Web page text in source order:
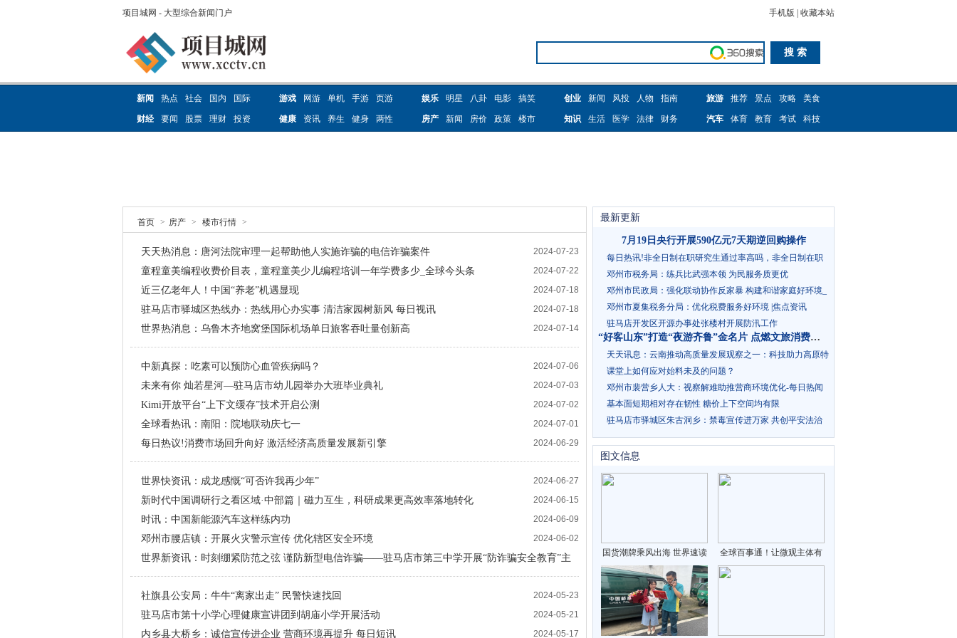
项目城网 - 大型综合新闻门户 手机版 收藏本站
新闻 热点 社会 国内 国际
财经 要闻 股票 理财 投资
游戏 网游 单机 手游 页游
健康 资讯 养生 健身 两性
娱乐 明星 八卦 电影 搞笑
房产 新闻 房价 政策 楼市
创业 新闻 风投 人物 指南
知识 生活 医学 法律 财务
旅游 推荐 景点 攻略 美食
汽车 体育 教育 考试 科技
首页 > 房产 > 楼市行情 >
天天热消息：唐河法院审理一起帮助他人实施诈骗的电信诈骗案件 2024-07-23
童程童美编程收费价目表，童程童美少儿编程培训一年学费多少_全球今头条 2024-07-22
近三亿老年人！中国“养老”机遇显现 2024-07-18
驻马店市驿城区热线办：热线用心办实事 清洁家园树新风 每日视讯 2024-07-18
世界热消息：乌鲁木齐地窝堡国际机场单日旅客吞吐量创新高 2024-07-14
中新真探：吃素可以预防心血管疾病吗？ 2024-07-06
未来有你 灿若星河—驻马店市幼儿园举办大班毕业典礼 2024-07-03
Kimi开放平台“上下文缓存”技术开启公测 2024-07-02
全球看热讯：南阳：院地联动庆七一 2024-07-01
每日热议!消费市场回升向好 激活经济高质量发展新引擎 2024-06-29
世界快资讯：成龙感慨“可否许我再少年” 2024-06-27
新时代中国调研行之看区域·中部篇｜磁力互生，科研成果更高效率落地转化 2024-06-15
时讯：中国新能源汽车这样练内功 2024-06-09
邓州市腰店镇：开展火灾警示宣传 优化辖区安全环境 2024-06-02
世界新资讯：时刻绷紧防范之弦 谨防新型电信诈骗——驻马店市第三中学开展“防诈骗安全教育”主
社旗县公安局：牛牛“离家出走” 民警快速找回 2024-05-23
驻马店市第十小学心理健康宣讲团到胡庙小学开展活动 2024-05-21
内乡县大桥乡：诚信宣传进企业 营商环境再提升 每日短讯 2024-05-17
最新更新
7月19日央行开展590亿元7天期逆回购操作
每日热讯!非全日制在职研究生通过率高吗，非全日制在职
研究生大概费用
邓州市税务局：练兵比武强本领 为民服务质更优
邓州市民政局：强化联动协作反家暴 构建和谐家庭好环境_
全球时讯
邓州市夏集税务分局：优化税费服务好环境 |焦点资讯
驻马店开发区开源办事处张楼村开展防汛工作
“好客山东”打造“夜游齐鲁”金名片 点燃文旅消费新活力 全球新要闻
天天讯息：云南推动高质量发展观察之一：科技助力高原特
色农业发展
课堂上如何应对始料未及的问题？
邓州市裴营乡人大：视察解难助推营商环境优化-每日热闻
基本面短期相对存在韧性 糖价上下空间均有限
驻马店市驿城区朱古洞乡：禁毒宣传进万家 共创平安法治
图文信息
国货潮牌乘风出海 世界速读
全球百事通！让微观主体有
更多收获 这些重要改革举措